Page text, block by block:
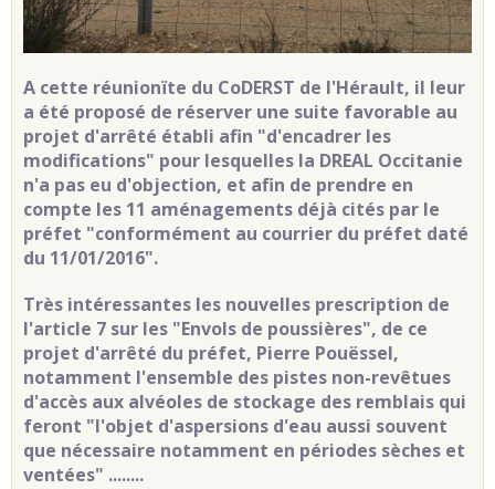
A cette réunionïte du CoDERST de l'Hérault, il leur
a été proposé de réserver une suite favorable au
projet d'arrêté établi afin "d'encadrer les
modifications" pour lesquelles la DREAL Occitanie
n'a pas eu d'objection, et afin de prendre en
compte les 11 aménagements déjà cités par le
préfet "conformément au courrier du préfet daté
du 11/01/2016".
Très intéressantes les nouvelles prescription de
l'article 7 sur les "Envols de poussières", de ce
projet d'arrêté du préfet, Pierre Pouëssel,
notamment l'ensemble des pistes non-revêtues
d'accès aux alvéoles de stockage des remblais qui
feront "l'objet d'aspersions d'eau aussi souvent
que nécessaire notamment en périodes sèches et
ventées" ........